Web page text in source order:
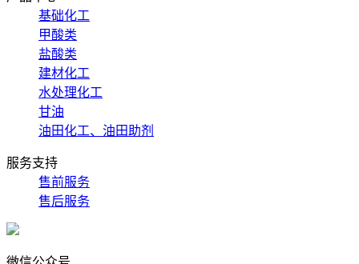
基础化工
甲酸类
盐酸类
建材化工
水处理化工
甘油
油田化工、油田助剂
服务支持
售前服务
售后服务